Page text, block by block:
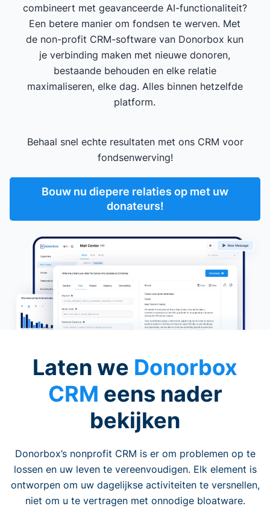
combineert met geavanceerde AI-functionaliteit?
Een betere manier om fondsen te werven. Met
de non-profit CRM-software van Donorbox kun
je verbinding maken met nieuwe donoren,
bestaande behouden en elke relatie
maximaliseren, elke dag. Alles binnen hetzelfde
platform.
Behaal snel echte resultaten met ons CRM voor
fondsenwerving!
Bouw nu diepere relaties op met uw
donateurs!
Laten we Donorbox
CRM eens nader
bekijken
Donorbox’s nonprofit CRM is er om problemen op te
lossen en uw leven te vereenvoudigen. Elk element is
ontworpen om uw dagelijkse activiteiten te versnellen,
niet om u te vertragen met onnodige bloatware.